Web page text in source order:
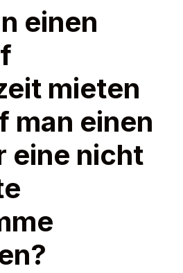
einen
mieten
man einen
eine nicht